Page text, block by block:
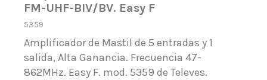
FM-UHF-BIV/BV. Easy F
5359
Amplificador de Mastil de 5 entradas y 1
salida, Alta Ganancia. Frecuencia 47-
862MHz. Easy F. mod. 5359 de Televes.